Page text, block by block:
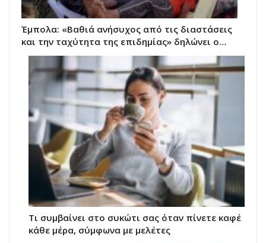
Έμπολα: «Βαθιά ανήσυχος από τις διαστάσεις
και την ταχύτητα της επιδημίας» δηλώνει ο…
Τι συμβαίνει στο συκώτι σας όταν πίνετε καφέ
κάθε μέρα, σύμφωνα με μελέτες